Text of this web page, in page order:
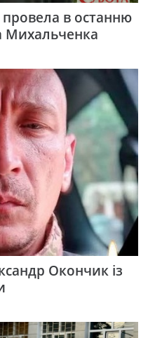
в останню
Михальченка
Окончик із